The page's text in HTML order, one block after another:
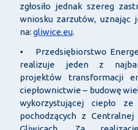
zgłosiło jednak szereg
wniosku zarzutów, uznając
na: gliwice.eu.
• Przedsiębiorstwo
realizuje jeden z
projektów transformacji
ciepłownictwie – budowę
wykorzystującej ciepło
pochodzących z